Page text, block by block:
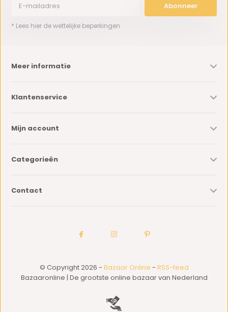
Abonneer
* Lees hier de wettelijke beperkingen
Meer informatie
Klantenservice
Mijn account
Categorieën
Contact
© Copyright 2026 - Bazaar Online - RSS-feed
Bazaaronline | De grootste online bazaar van Nederland